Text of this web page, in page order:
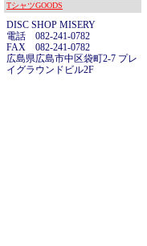
TシャツGOODS
DISC SHOP MISERY
電話 082-241-0782
FAX 082-241-0782
広島県広島市中区袋町2-7 プレ
イグラウンドビル2F